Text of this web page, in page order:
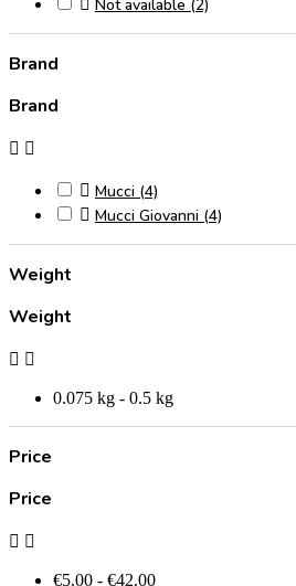
 Not available (2)
Brand
Brand
 
 Mucci (4)
 Mucci Giovanni (4)
Weight
Weight
 
0.075 kg - 0.5 kg
Price
Price
 
€5.00 - €42.00